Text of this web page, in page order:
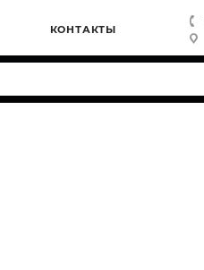
КОНТАКТЫ